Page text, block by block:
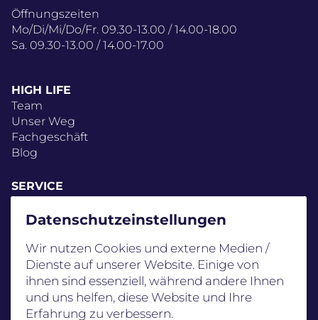
Öffnungszeiten
Mo/Di/Mi/Do/Fr. 09.30-13.00 / 14.00-18.00
Sa. 09.30-13.00 / 14.00-17.00
HIGH LIFE
Team
Unser Weg
Fachgeschäft
Blog
SERVICE
FAQ
Schwierigkeitsstufen
AGB
Gutscheine
Datenschutz­einstellungen
Wir nutzen Cookies und externe Medien /
Dienste auf unserer Website. Einige von
ihnen sind essenziell, während andere Ihnen
und uns helfen, diese Website und Ihre
Erfahrung zu verbessern.